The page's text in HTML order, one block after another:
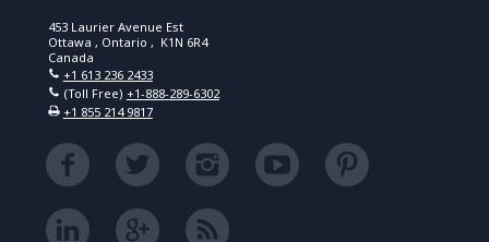
453 Laurier Avenue Est
Ottawa , Ontario , K1N 6R4
Canada
+1 613 236 2433
(Toll Free) +1-888-289-6302
+1 855 214 9817